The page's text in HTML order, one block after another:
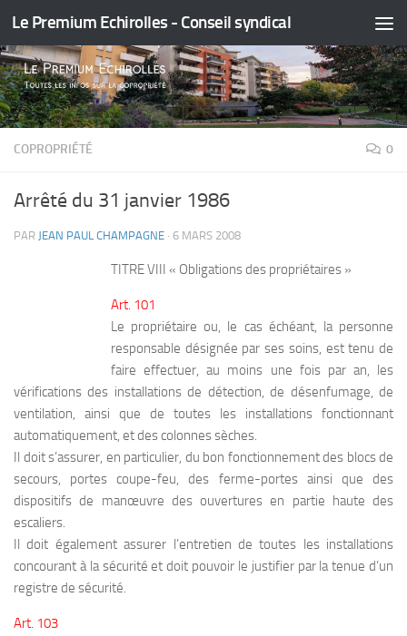
Skip to content
Le Premium Echirolles - Conseil syndical
COPROPRIÉTÉ 0
Arrêté du 31 janvier 1986
PAR JEAN PAUL CHAMPAGNE · 6 MARS 2008
TITRE VIII « Obligations des propriétaires »
Art. 101
Le propriétaire ou, le cas échéant, la personne
responsable désignée par ses soins, est tenu de
faire effectuer, au moins une fois par an, les
vérifications des installations de détection, de désenfumage, de
ventilation, ainsi que de toutes les installations fonctionnant
automatiquement, et des colonnes sèches.
Il doit s’assurer, en particulier, du bon fonctionnement des blocs de
secours, portes coupe-feu, des ferme-portes ainsi que des
dispositifs de manœuvre des ouvertures en partie haute des
escaliers.
Il doit également assurer l’entretien de toutes les installations
concourant à la sécurité et doit pouvoir le justifier par la tenue d’un
registre de sécurité.
Art. 103